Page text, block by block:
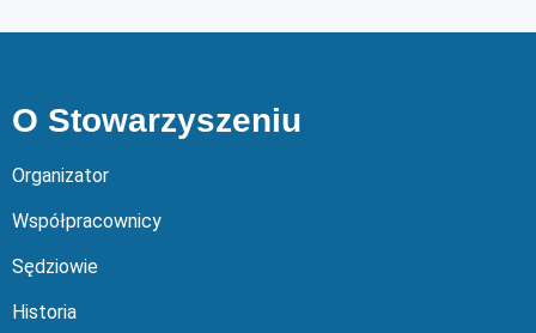
O Stowarzyszeniu
Organizator
Współpracownicy
Sędziowie
Historia